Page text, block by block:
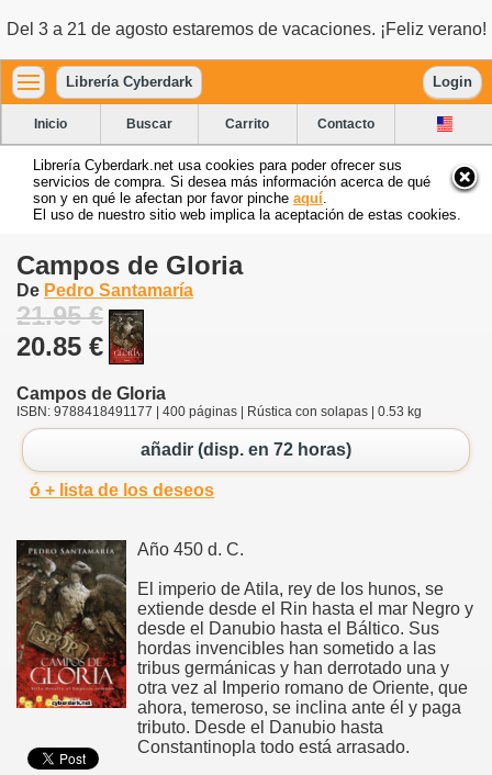
Del 3 a 21 de agosto estaremos de vacaciones. ¡Feliz verano!
Librería Cyberdark Login
Inicio Buscar Carrito Contacto
Librería Cyberdark.net usa cookies para poder ofrecer sus
servicios de compra. Si desea más información acerca de qué
son y en qué le afectan por favor pinche aquí
El uso de nuestro sitio web implica la aceptación de estas cookies.
Campos de Gloria
De Pedro Santamaría
21.95 €
20.85 €
Campos de Gloria
ISBN: 9788418491177 | 400 páginas | Rústica con solapas | 0.53 kg
añadir (disp. en 72 horas)
ó + lista de los deseos
Año 450 d. C.
El imperio de Atila, rey de los hunos, se
extiende desde el Rin hasta el mar Negro y
desde el Danubio hasta el Báltico. Sus
hordas invencibles han sometido a las
tribus germánicas y han derrotado una y
otra vez al Imperio romano de Oriente, que
ahora, temeroso, se inclina ante él y paga
tributo. Desde el Danubio hasta
Constantinopla todo está arrasado.